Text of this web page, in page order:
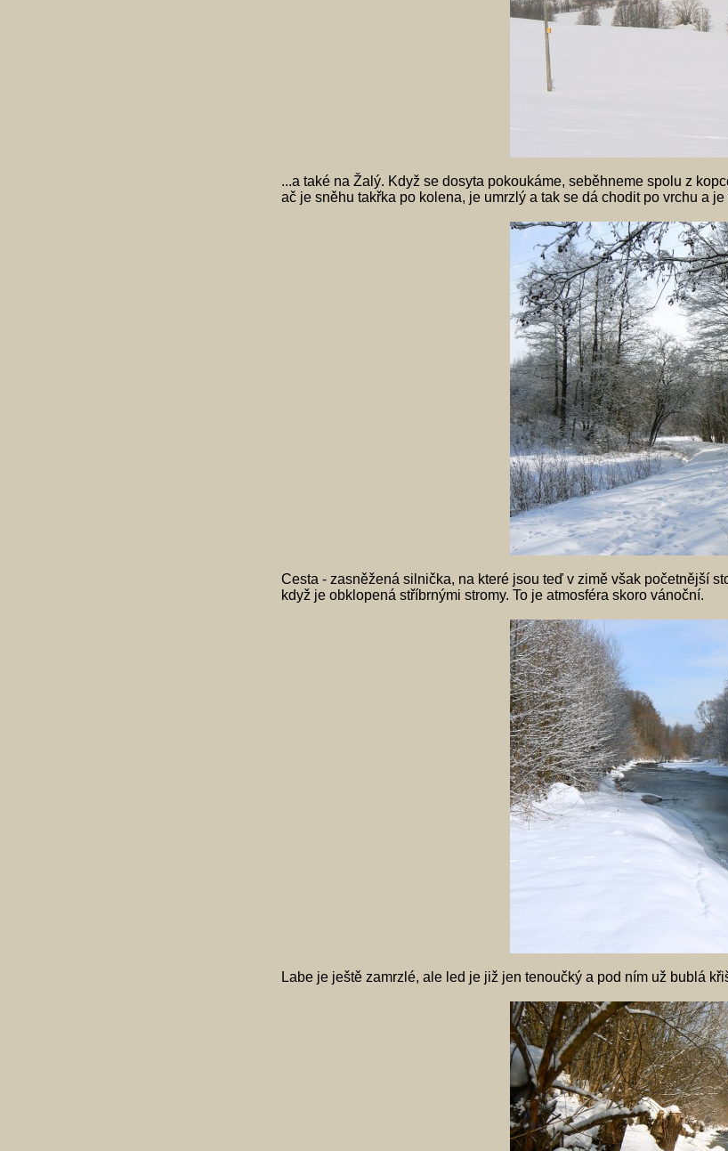
...a také na Žalý. Když se dosyta pokoukáme, seběhneme spolu z
ač je sněhu takřka po kolena, je umrzlý a tak se dá chodit po vrchu a
Cesta - zasněžená silnička, na které jsou teď v zimě však početnější
když je obklopená stříbrnými stromy. To je atmosféra skoro vánoční.
Labe je ještě zamrzlé, ale led je již jen tenoučký a pod ním už bublá